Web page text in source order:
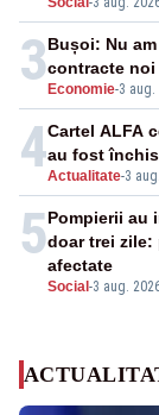
3 Economie-3 aug.
Bușoi: Nu
contracte noi
4Actualitate-3
Cartel ALFA
au fost
5
Social -3 aug.
Pompierii au
doar trei zile:
afectate